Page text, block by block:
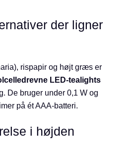
der ligner
rispapir og højt græs er
LED-tealights
De bruger under 0,1 W og
på ét AAA-batteri.
i højden